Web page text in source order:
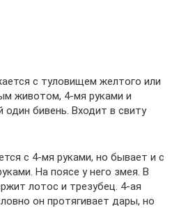
с туловищем желтого или
животом, 4-мя руками и
бивень. Входит в свиту
с 4-мя руками, но бывает и с
На поясе у него змея. В
лотос и трезубец. 4-ая
он протягивает дары, но